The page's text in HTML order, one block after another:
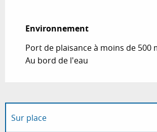
Environnement
Environnement
Port de plaisance à moins de 500
Au bord de l'eau
Sur place